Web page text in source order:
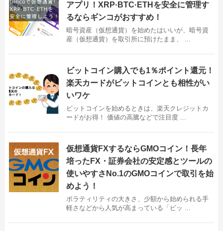
アプリ！XRP·BTC·ETHを安全に管理す
るならギンコがおすすめ！
暗号資産（仮想通貨）を始めたはいいが、暗号資
産（仮想通貨）を取引所に預けたまま、 ...
ビットコイン購入でも1％ポイント還元！
楽天カードがビットコインとも相性がい
いワケ
ビットコインを始めるときは、楽天クレジットカ
ードがお得！ 価値の高騰などで注目度 ...
仮想通貨FXするならGMOコイン！長年
培ったFX・証券会社の安定感とツールの
使いやすさNo.1のGMOコインで取引を始
めよう！
ボラティリティの大きさ、少額から始められる手
軽さなどから人気が高まっている「ビッ ...